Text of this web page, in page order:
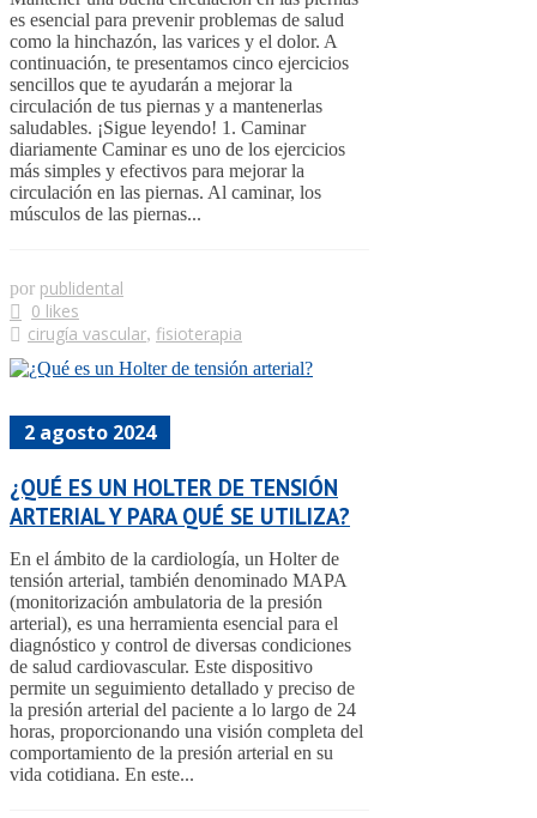
es esencial para prevenir problemas de salud
como la hinchazón, las varices y el dolor. A
continuación, te presentamos cinco ejercicios
sencillos que te ayudarán a mejorar la
circulación de tus piernas y a mantenerlas
saludables. ¡Sigue leyendo! 1. Caminar
diariamente Caminar es uno de los ejercicios
más simples y efectivos para mejorar la
circulación en las piernas. Al caminar, los
músculos de las piernas...
por publidental
0 likes
cirugía vascular, fisioterapia
2 agosto 2024
¿QUÉ ES UN HOLTER DE TENSIÓN
ARTERIAL Y PARA QUÉ SE UTILIZA?
En el ámbito de la cardiología, un Holter de
tensión arterial, también denominado MAPA
(monitorización ambulatoria de la presión
arterial), es una herramienta esencial para el
diagnóstico y control de diversas condiciones
de salud cardiovascular. Este dispositivo
permite un seguimiento detallado y preciso de
la presión arterial del paciente a lo largo de 24
horas, proporcionando una visión completa del
comportamiento de la presión arterial en su
vida cotidiana. En este...